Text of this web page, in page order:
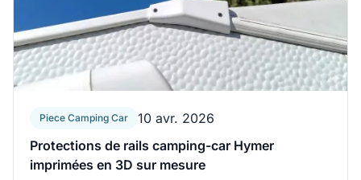
Piece Camping Car
10 avr. 2026
Protections de rails camping-car Hymer
imprimées en 3D sur mesure